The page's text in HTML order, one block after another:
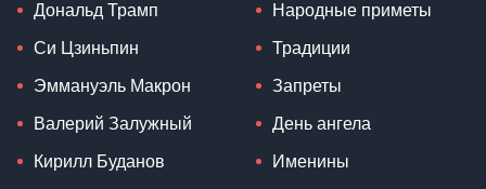
Дональд Трамп
Си Цзиньпин
Эммануэль Макрон
Валерий Залужный
Кирилл Буданов
Народные приметы
Традиции
Запреты
День ангела
Именины